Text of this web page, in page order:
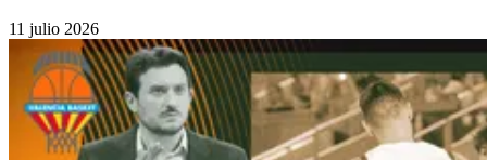
11 julio 2026